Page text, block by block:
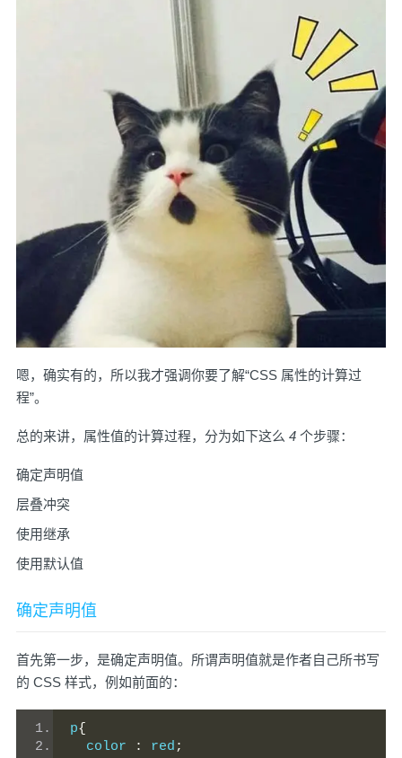
嗯，确实有的，所以我才强调你要了解“CSS 属性的计算过
程”。
总的来讲，属性值的计算过程，分为如下这么 4 个步骤：
确定声明值
层叠冲突
使用继承
使用默认值
确定声明值
首先第一步，是确定声明值。所谓声明值就是作者自己所书写
的 CSS 样式，例如前面的：
p{
  color
: red ;